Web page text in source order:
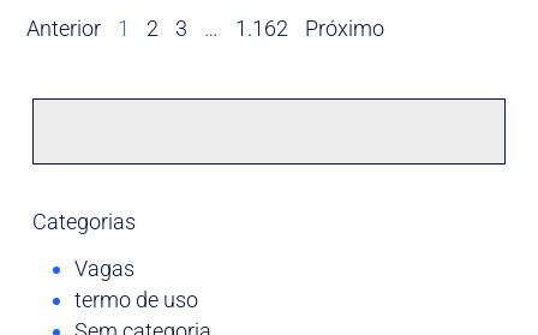
Anterior 1 2 3 … 1.162 Próximo
Categorias
Vagas
termo de uso